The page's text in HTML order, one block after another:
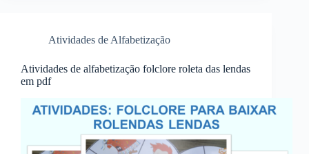
Atividades de Alfabetização
Atividades de alfabetização folclore roleta das lendas
em pdf